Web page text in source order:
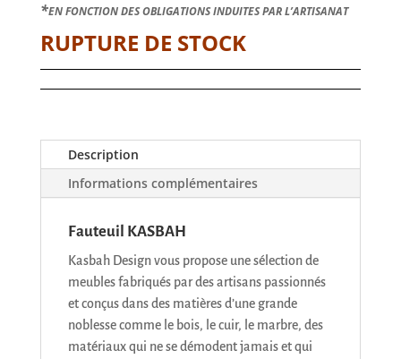
*EN FONCTION DES OBLIGATIONS INDUITES PAR L’ARTISANAT
RUPTURE DE STOCK
Description
Informations complémentaires
Fauteuil KASBAH
Kasbah Design vous propose une sélection de
meubles fabriqués par des artisans passionnés
et conçus dans des matières d’une grande
noblesse comme le bois, le cuir, le marbre, des
matériaux qui ne se démodent jamais et qui